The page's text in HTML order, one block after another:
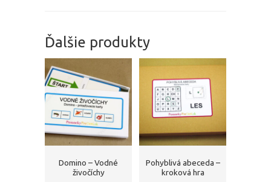
Ďalšie produkty
Domino – Vodné
živočíchy
Pohyblivá abeceda –
kroková hra